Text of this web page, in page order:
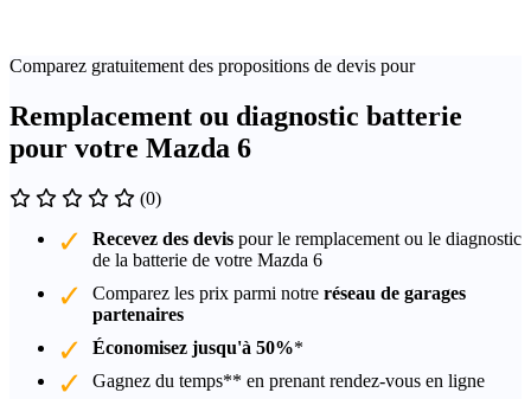
Comparez gratuitement des propositions de devis pour
Remplacement ou diagnostic batterie
pour votre Mazda 6
(0)
Recevez des devis pour le remplacement ou le diagnostic
de la batterie de votre Mazda 6
Comparez les prix parmi notre réseau de garages
partenaires
Économisez jusqu'à 50%*
Gagnez du temps** en prenant rendez-vous en ligne